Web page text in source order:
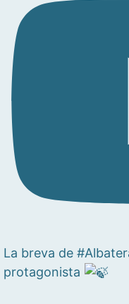
La breva de
protagonista